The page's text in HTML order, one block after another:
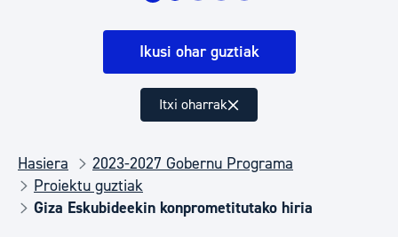
Ikusi ohar guztiak
Itxi oharrak
Hasiera
2023-2027 Gobernu Programa
Proiektu guztiak
Giza Eskubideekin konprometitutako hiria